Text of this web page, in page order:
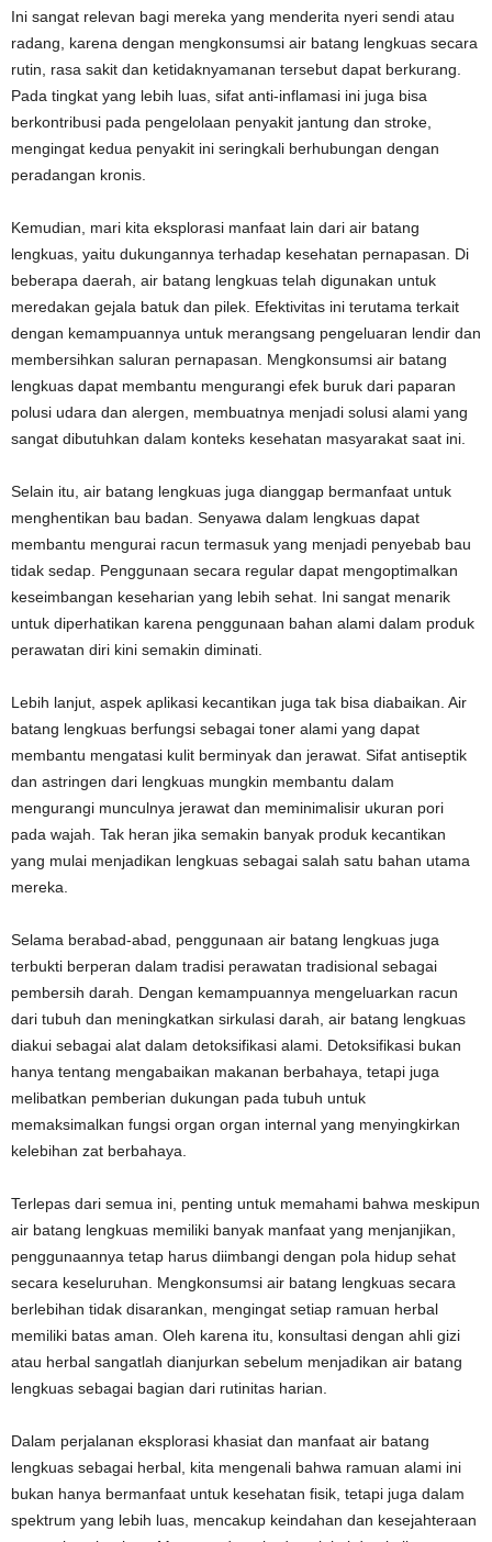
Ini sangat relevan bagi mereka yang menderita nyeri sendi atau
radang, karena dengan mengkonsumsi air batang lengkuas secara
rutin, rasa sakit dan ketidaknyamanan tersebut dapat berkurang.
Pada tingkat yang lebih luas, sifat anti-inflamasi ini juga bisa
berkontribusi pada pengelolaan penyakit jantung dan stroke,
mengingat kedua penyakit ini seringkali berhubungan dengan
peradangan kronis.
Kemudian, mari kita eksplorasi manfaat lain dari air batang
lengkuas, yaitu dukungannya terhadap kesehatan pernapasan. Di
beberapa daerah, air batang lengkuas telah digunakan untuk
meredakan gejala batuk dan pilek. Efektivitas ini terutama terkait
dengan kemampuannya untuk merangsang pengeluaran lendir dan
membersihkan saluran pernapasan. Mengkonsumsi air batang
lengkuas dapat membantu mengurangi efek buruk dari paparan
polusi udara dan alergen, membuatnya menjadi solusi alami yang
sangat dibutuhkan dalam konteks kesehatan masyarakat saat ini.
Selain itu, air batang lengkuas juga dianggap bermanfaat untuk
menghentikan bau badan. Senyawa dalam lengkuas dapat
membantu mengurai racun termasuk yang menjadi penyebab bau
tidak sedap. Penggunaan secara regular dapat mengoptimalkan
keseimbangan keseharian yang lebih sehat. Ini sangat menarik
untuk diperhatikan karena penggunaan bahan alami dalam produk
perawatan diri kini semakin diminati.
Lebih lanjut, aspek aplikasi kecantikan juga tak bisa diabaikan. Air
batang lengkuas berfungsi sebagai toner alami yang dapat
membantu mengatasi kulit berminyak dan jerawat. Sifat antiseptik
dan astringen dari lengkuas mungkin membantu dalam
mengurangi munculnya jerawat dan meminimalisir ukuran pori
pada wajah. Tak heran jika semakin banyak produk kecantikan
yang mulai menjadikan lengkuas sebagai salah satu bahan utama
mereka.
Selama berabad-abad, penggunaan air batang lengkuas juga
terbukti berperan dalam tradisi perawatan tradisional sebagai
pembersih darah. Dengan kemampuannya mengeluarkan racun
dari tubuh dan meningkatkan sirkulasi darah, air batang lengkuas
diakui sebagai alat dalam detoksifikasi alami. Detoksifikasi bukan
hanya tentang mengabaikan makanan berbahaya, tetapi juga
melibatkan pemberian dukungan pada tubuh untuk
memaksimalkan fungsi organ organ internal yang menyingkirkan
kelebihan zat berbahaya.
Terlepas dari semua ini, penting untuk memahami bahwa meskipun
air batang lengkuas memiliki banyak manfaat yang menjanjikan,
penggunaannya tetap harus diimbangi dengan pola hidup sehat
secara keseluruhan. Mengkonsumsi air batang lengkuas secara
berlebihan tidak disarankan, mengingat setiap ramuan herbal
memiliki batas aman. Oleh karena itu, konsultasi dengan ahli gizi
atau herbal sangatlah dianjurkan sebelum menjadikan air batang
lengkuas sebagai bagian dari rutinitas harian.
Dalam perjalanan eksplorasi khasiat dan manfaat air batang
lengkuas sebagai herbal, kita mengenali bahwa ramuan alami ini
bukan hanya bermanfaat untuk kesehatan fisik, tetapi juga dalam
spektrum yang lebih luas, mencakup keindahan dan kesejahteraan